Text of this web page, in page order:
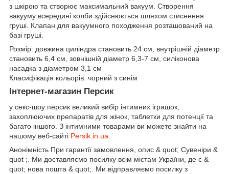
з шкірою та створює максимальний вакуум. Створення
вакууму всередині колби здійснюється шляхом стиснення
груші. Клапан для вакуумного походження розташований на
базі груші.
Розмір: довжина циліндра становить 24 см, внутрішній діаметр
становить 6,4 см, зовнішній діаметр 6,3-7 см, силіконова
насадка з діаметром 3,1 см
Класифікація кольорів: чорний з синім
Інтернет-магазин Персик
у секс-шоу персик великий вибір інтимних іграшок,
захоплюючих препаратів для жінок, таблетки для потенції та
багато іншого. З інтимними товарами ви можете знайти на
нашому веб-сайті Persik.in.ua
Анонімність При гарантії замовлення, опис & quot; Сувеніри &
quot ;. Ми доставляємо посилку всім містам України, де є &
quot; нова пошта & quot;. Ми відправляємо посилку з